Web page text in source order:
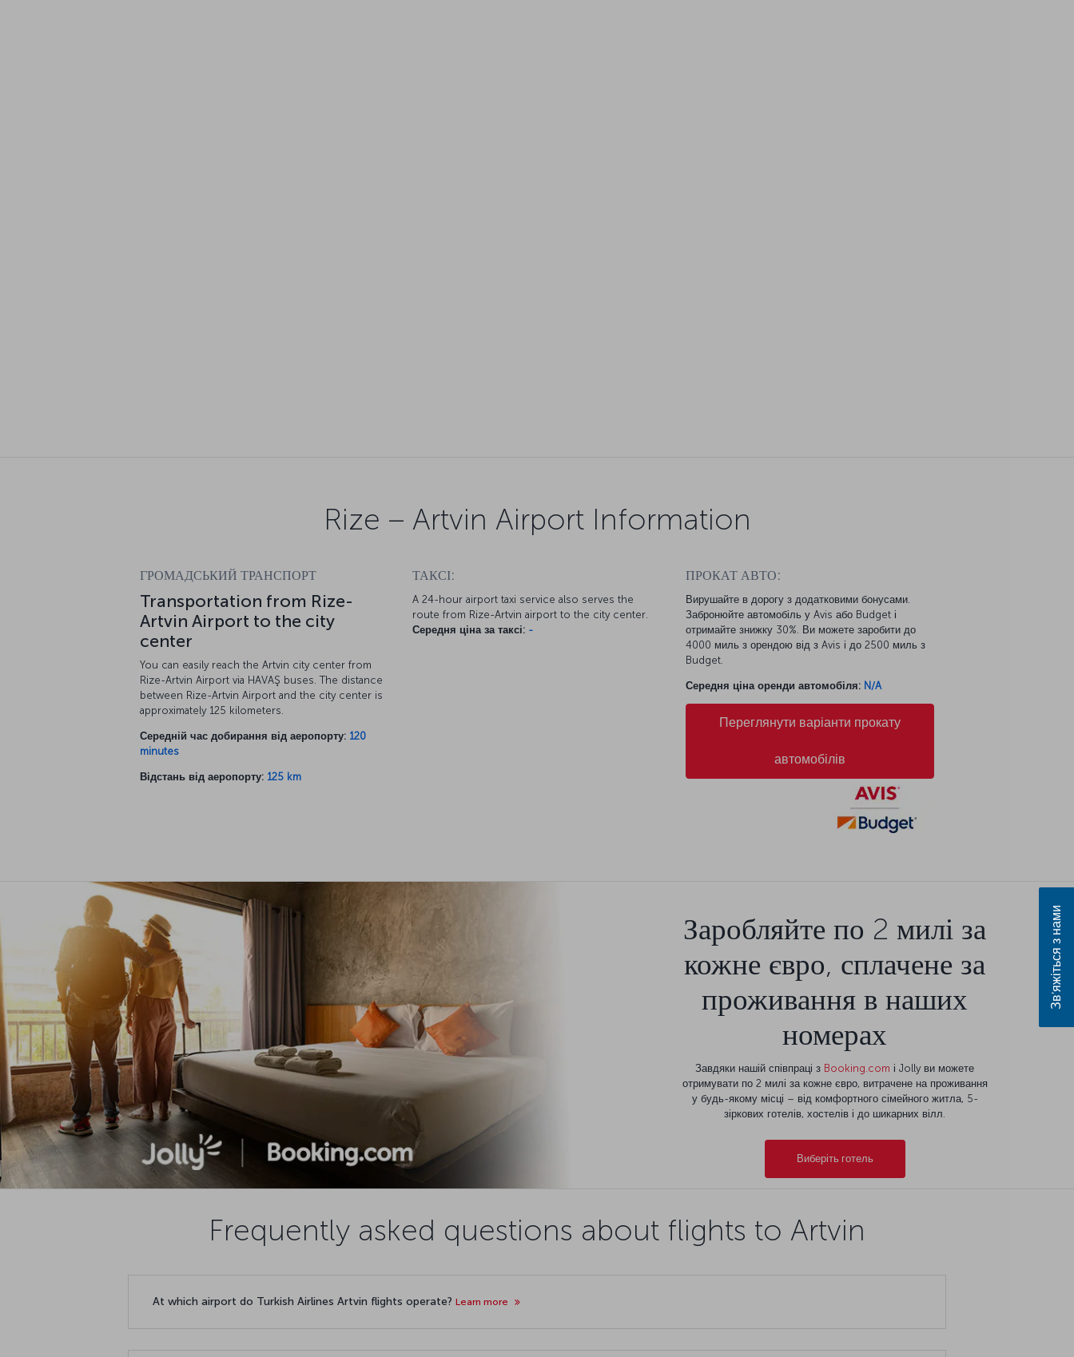
Rize – Artvin Airport Information
ГРОМАДСЬКИЙ ТРАНСПОРТ
Transportation from Rize-
Artvin Airport to the city
center
You can easily reach the Artvin city center from
Rize-Artvin Airport via HAVAŞ buses. The distance
between Rize-Artvin Airport and the city center is
approximately 125 kilometers.
Середній час добирання від аеропорту: 120
minutes
Відстань від аеропорту: 125 km
ТАКСІ:
A 24-hour airport taxi service also serves the
route from Rize-Artvin airport to the city center.
Середня ціна за таксі: -
ПРОКАТ АВТО:
Вирушайте в дорогу з додатковими бонусами.
Забронюйте автомобіль у Avis або Budget і
отримайте знижку 30%. Ви можете заробити до
4000 миль з орендою від з Avis і до 2500 миль з
Budget.
Середня ціна оренди автомобіля: N/A
Переглянути варіанти прокату
автомобілів
Заробляйте по 2 милі за
кожне євро, сплачене за
проживання в наших
номерах
Завдяки нашій співпраці з Booking.com і Jolly ви можете
отримувати по 2 милі за кожне євро, витрачене на проживання
у будь-якому місці – від комфортного сімейного житла, 5-
зіркових готелів, хостелів і до шикарних вілл.
Виберіть готель
Frequently asked questions about flights to Artvin
At which airport do Turkish Airlines Artvin flights operate? Learn more
Зв’яжіться з нами